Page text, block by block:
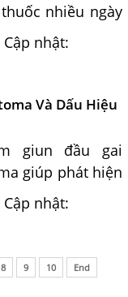
nhiều ngày
tiêm một mũi
Bác sĩ Nguyễn
Cập nhật:
Và Dấu Hiệu
giun đầu gai
giúp phát hiện
ký sinh trùng
Tìm hiểu triệu
nguy cơ cao và
nghiệm...
Cập nhật:
8 9 10 End
Chỉ Bạch Huyết
Gian Trị Bệnh
Không?
Gì Tìm Nguyên